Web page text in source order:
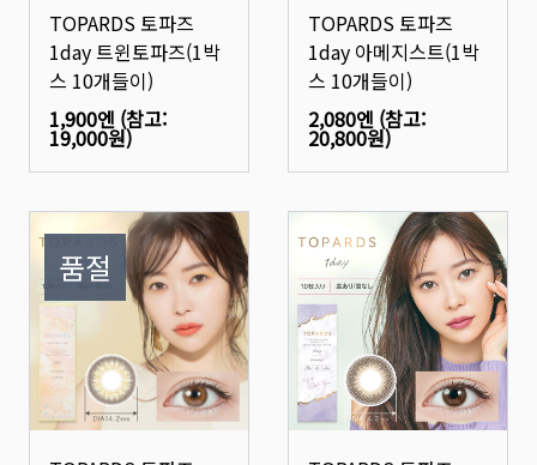
TOPARDS 토파즈
1day 트윈토파즈(1박
스 10개들이)
1,900엔 (참고:
19,000원)
TOPARDS 토파즈
1day 아메지스트(1박
스 10개들이)
2,080엔 (참고:
20,800원)
품절